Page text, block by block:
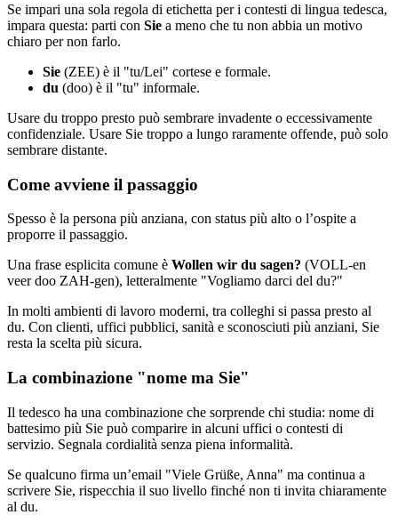
Se impari una sola regola di etichetta per i contesti di lingua tedesca,
impara questa: parti con Sie a meno che tu non abbia un motivo
chiaro per non farlo.
Sie (ZEE) è il "tu/Lei" cortese e formale.
du (doo) è il "tu" informale.
Usare du troppo presto può sembrare invadente o eccessivamente
confidenziale. Usare Sie troppo a lungo raramente offende, può solo
sembrare distante.
Come avviene il passaggio
Spesso è la persona più anziana, con status più alto o l’ospite a
proporre il passaggio.
Una frase esplicita comune è Wollen wir du sagen? (VOLL-en
veer doo ZAH-gen), letteralmente "Vogliamo darci del du?"
In molti ambienti di lavoro moderni, tra colleghi si passa presto al
du. Con clienti, uffici pubblici, sanità e sconosciuti più anziani, Sie
resta la scelta più sicura.
La combinazione "nome ma Sie"
Il tedesco ha una combinazione che sorprende chi studia: nome di
battesimo più Sie può comparire in alcuni uffici o contesti di
servizio. Segnala cordialità senza piena informalità.
Se qualcuno firma un’email "Viele Grüße, Anna" ma continua a
scrivere Sie, rispecchia il suo livello finché non ti invita chiaramente
al du.